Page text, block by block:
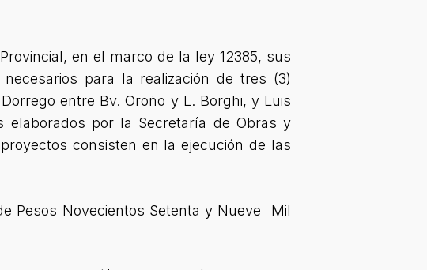
en el marco de la ley 12385, sus
para la realización de tres (3)
entre Bv. Oroño y L. Borghi, y Luis
elaborados por la Secretaría de Obras y
consisten en la ejecución de las
Pesos Novecientos Setenta y Nueve Mil